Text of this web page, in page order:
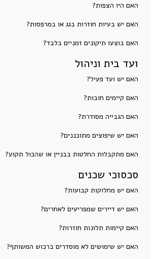
האם היו הצפות?
האם יש בעיות חוזרות בגג או במרפסות?
האם בוצעו תיקונים זמניים בלבד?
ועד בית וניהול
האם יש ועד פעיל?
האם קיימים חובות?
האם הגבייה מסודרת?
האם יש שיפוצים מתוכננים?
האם מתקבלות החלטות בבניין או שהכול תקוע?
סכסוכי שכנים
האם יש מחלוקות קבועות?
האם יש דיירים שמפריעים לאחרים?
האם קיימות תלונות חוזרות?
האם יש שימושים לא מוסדרים ברכוש המשותף?